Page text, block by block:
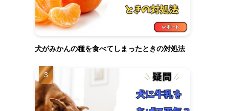
犬がみかんの種を食べてしまったときの対処法